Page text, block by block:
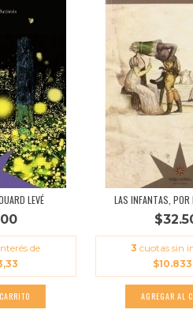
LEVÉ
de
LAS INFANTAS, POR
3 cuotas sin